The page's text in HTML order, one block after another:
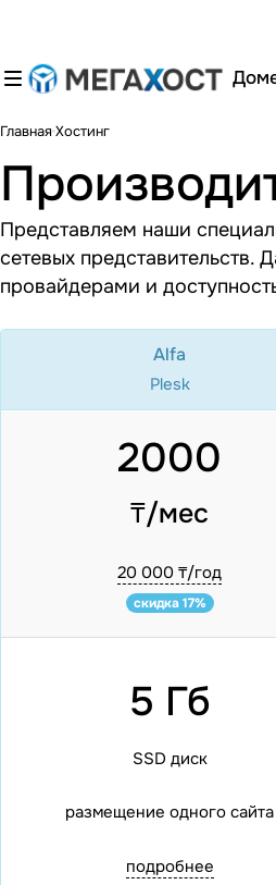
Главная Хостинг
Представляем наши
сетевых представительств.
провайдерами и
Alfa
Plesk
2000
₸/мес
20 000 ₸/год
скидка 17%
5 Гб
SSD диск
размещение одного сайта
подробнее